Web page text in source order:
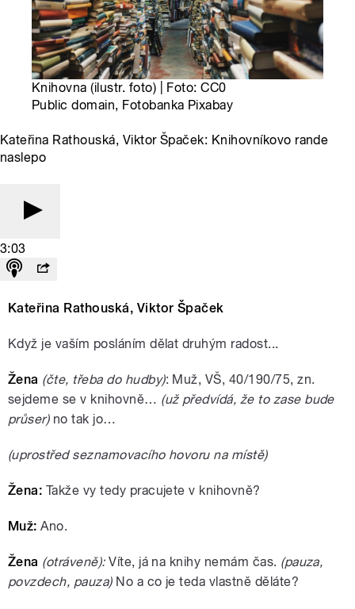
Knihovna (ilustr. foto) | Foto: CC0
Public domain, Fotobanka Pixabay
Kateřina Rathouská, Viktor Špaček: Knihovníkovo rande
naslepo
3:03
Kateřina Rathouská, Viktor Špaček
Když je vaším posláním dělat druhým radost...
Žena (čte, třeba do hudby): Muž, VŠ, 40/190/75, zn.
sejdeme se v knihovně… (už předvídá, že to zase bude
průser)no tak jo…
(uprostřed seznamovacího hovoru na místě)
Žena: Takže vy tedy pracujete v knihovně?
Muž: Ano.
Žena (otráveně):Víte, já na knihy nemám čas. (pauza,
povzdech, pauza)No a co je teda vlastně děláte?